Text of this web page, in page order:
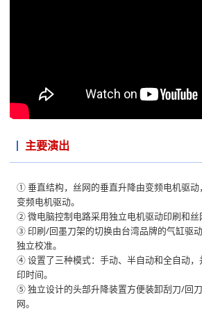
主要演出
① 垂直结构，丝网的垂直升降由变频电机驱动
变频电机驱动。
② 微电脑控制电路采用独立电机驱动印刷和丝
③ 印刷/回墨刀架的切换由台湾品牌的气缸驱
独立校准。
④ 设置了三种模式：手动、半自动和全自动
印时间。
⑤ 独立设计的头部升降装置方便装卸刮刀/回
网。